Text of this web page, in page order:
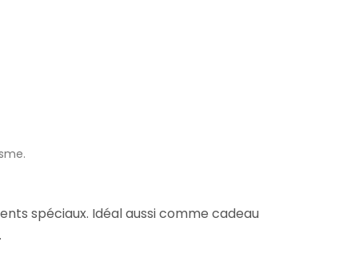
spéciaux. Idéal aussi comme cadeau